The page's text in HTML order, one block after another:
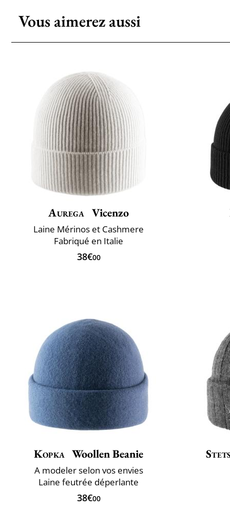
Vous aimerez aussi
Aurega Vicenzo
Laine Mérinos et Cashmere
Fabriqué en Italie
38€00
Kopka Woollen Beanie
A ​modeler selon vos envies
Laine feutrée déperlante
38€00